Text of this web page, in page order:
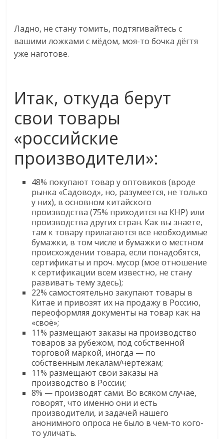
Ладно, не стану томить, подтягивайтесь с
вашими ложками с мёдом, моя-то бочка дёгтя
уже наготове.
Итак, откуда берут
свои товары
«российские
производители»:
48% покупают товар у оптовиков (вроде
рынка «Садовод», но, разумеется, не только
у них), в основном китайского
производства (75% приходится на КНР) или
производства других стран. Как вы знаете,
там к товару прилагаются все необходимые
бумажки, в том числе и бумажки о местном
происхождении товара, если понадобятся,
сертификаты и проч. мусор (мое отношение
к сертификации всем известно, не стану
развивать тему здесь);
22% самостоятельно закупают товары в
Китае и привозят их на продажу в Россию,
переоформляя документы на товар как на
«своё»;
11% размещают заказы на производство
товаров за рубежом, под собственной
торговой маркой, иногда — по
собственным лекалам/чертежам;
11% размещают свои заказы на
производство в России;
8% — производят сами. Во всяком случае,
говорят, что именно они и есть
производители, и задачей нашего
анонимного опроса не было в чем-то кого-
то уличать.